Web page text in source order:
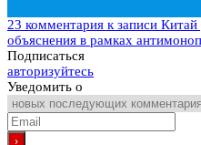
23 комментария к записи
объяснения в рамках
Подписаться
авторизуйтесь
Уведомить о